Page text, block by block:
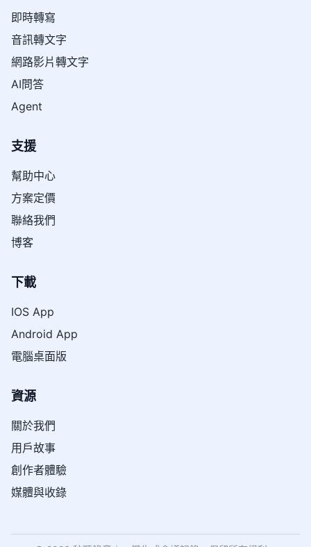
即時轉寫
音訊轉文字
網路影片轉文字
AI問答
Agent
支援
幫助中心
方案定價
聯絡我們
博客
下載
IOS App
Android App
電腦桌面版
資源
關於我們
用戶故事
創作者體驗
媒體與收錄